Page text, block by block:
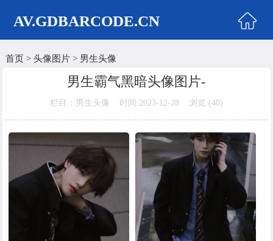
AV.GDBARCODE.CN
首页
女生头像
美女头像
明星头像
首页> 头像图片> 男生头像
男生霸气黑暗头像图片-
栏目：男生头像 时间:2023-12-28 浏览:(40)